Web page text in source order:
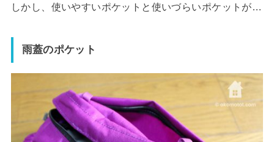
しかし、使いやすいポケットと使いづらいポケットが…
雨蓋のポケット